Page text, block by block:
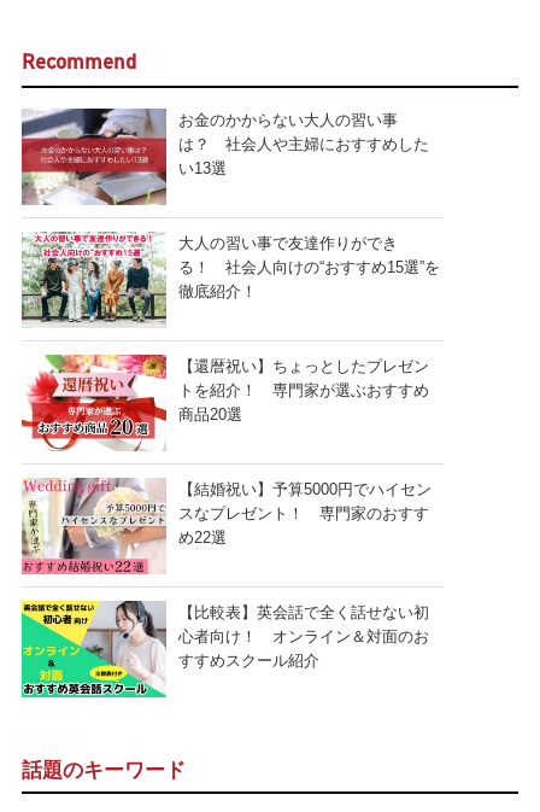
Recommend
お金のかからない大人の習い事
は？ 社会人や主婦におすすめした
い13選
大人の習い事で友達作りができ
る！ 社会人向けの“おすすめ15選”を
徹底紹介！
【還暦祝い】ちょっとしたプレゼン
トを紹介！ 専門家が選ぶおすすめ
商品20選
【結婚祝い】予算5000円でハイセン
スなプレゼント！ 専門家のおすす
め22選
【比較表】英会話で全く話せない初
心者向け！ オンライン＆対面のお
すすめスクール紹介
話題のキーワード